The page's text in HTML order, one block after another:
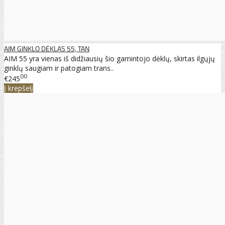
AIM GINKLO DĖKLAS 55, TAN
AIM 55 yra vienas iš didžiausių šio gamintojo dėklų, skirtas ilgųjų
ginklų saugiam ir patogiam trans..
€24500
Į krepšelį